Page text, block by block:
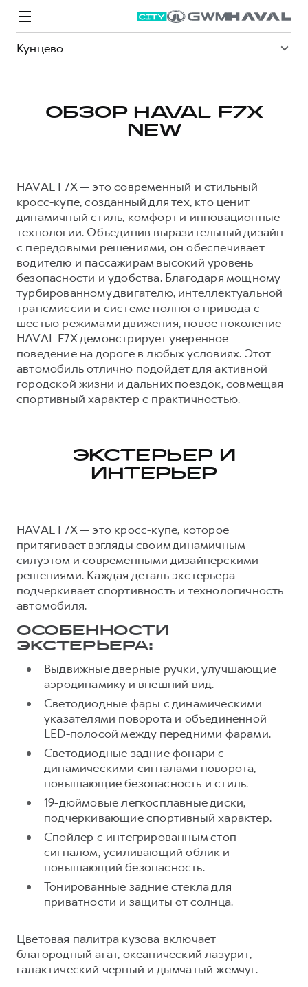
Кунцево
M6
от 2 049 000 ₽
JOLION
от 2 049 000 ₽
DARGO
от 3 199 000 ₽
DARGO X
от 3 499 000 ₽
F7X
POER
от 3 449 000 ₽
ВЫБОР И ПОКУПКА
Автомобили в наличии
Конфигуратор HAVAL
Аксессуары HAVAL
Каталоги и прайс-листы
Программа «HAVAL Защита+»
Тест-драйв
Трейд-ин
КРЕДИТ И СТРАХОВАНИЕ
Для малого бизнеса
Корпоративным клиентам
Крупным корпоративным клиентам
Система управления автопарком
HAVAL Лизинг
АКСЕССУАРЫ HAVAL
Автомобильные аксессуары
Коллекция CITY
Коллекция Базовая
Коллекция Детская
СЕРВИС
Все о сервисе
Моторное масло
Стоимость ТО
СЕРВИСНОЕ ОБСЛУЖИВАНИЕ
Нулевое ТО
Программа «Помощь на дороге»
Регламенты технического обслуживания
ПОДДЕРЖКА
Мобильное приложение GWM
Программа «HAVAL Защита+»
Руководства по эксплуатации
Подписки
АКСЕССУАРЫ HAVAL
Автомобильные аксессуары
Коллекция CITY
Коллекция Базовая
Коллекция Детская
СПЕЦПРЕДЛОЖЕНИЯ
Покупателям
БРЕНД HAVAL
О бренде
О GWM
ИНФОРМАЦИЯ О ДИЛЕРЕ
О дилере
Наша команда
Контакты
ОБЗОР HAVAL F7X
NEW
HAVAL F7X — это современный и стильный
кросс-купе, созданный для тех, кто ценит
динамичный стиль, комфорт и инновационные
технологии. Объединив выразительный дизайн
с передовыми решениями, он обеспечивает
водителю и пассажирам высокий уровень
безопасности и удобства. Благодаря мощному
турбированному двигателю, интеллектуальной
трансмиссии и системе полного привода с
шестью режимами движения, новое поколение
HAVAL F7X демонстрирует уверенное
поведение на дороге в любых условиях. Этот
автомобиль отлично подойдет для активной
городской жизни и дальних поездок, совмещая
спортивный характер с практичностью.
ЭКСТЕРЬЕР И
ИНТЕРЬЕР
HAVAL F7X — это кросс-купе, которое
притягивает взгляды своим динамичным
силуэтом и современными дизайнерскими
решениями. Каждая деталь экстерьера
подчеркивает спортивность и технологичность
автомобиля.
ОСОБЕННОСТИ
ЭКСТЕРЬЕРА:
Выдвижные дверные ручки, улучшающие
аэродинамику и внешний вид.
Светодиодные фары с динамическими
указателями поворота и объединенной
LED-полосой между передними фарами.
Светодиодные задние фонари с
динамическими сигналами поворота,
повышающие безопасность и стиль.
19-дюймовые легкосплавные диски,
подчеркивающие спортивный характер.
Спойлер с интегрированным стоп-
сигналом, усиливающий облик и
повышающий безопасность.
Тонированные задние стекла для
приватности и защиты от солнца.
Цветовая палитра кузова включает
благородный агат, океанический лазурит,
галактический черный и дымчатый жемчуг.